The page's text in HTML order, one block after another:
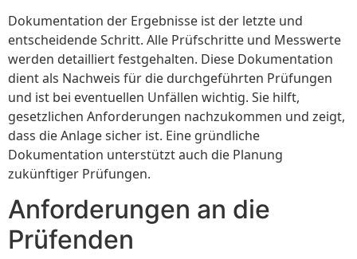
Dokumentation der Ergebnisse ist der letzte und
entscheidende Schritt. Alle Prüfschritte und Messwerte
werden detailliert festgehalten. Diese Dokumentation
dient als Nachweis für die durchgeführten Prüfungen
und ist bei eventuellen Unfällen wichtig. Sie hilft,
gesetzlichen Anforderungen nachzukommen und zeigt,
dass die Anlage sicher ist. Eine gründliche
Dokumentation unterstützt auch die Planung
zukünftiger Prüfungen.
Anforderungen an die
Prüfenden